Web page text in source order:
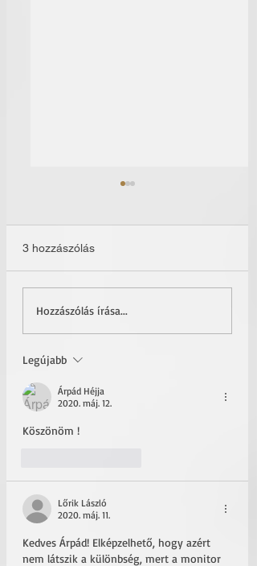
Időutazás
3 hozzászólás
Hozzászólás írása...
Legújabb
Árpád Héjja
2020. máj. 12.
Köszönöm !
Lőrik László
2020. máj. 11.
Kedves Árpád! Elképzelhető, hogy azért
nem látszik a különbség, mert a monitor